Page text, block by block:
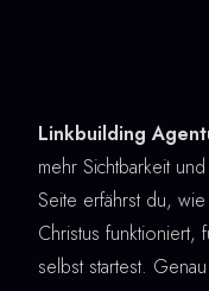
Linkbuilding
mehr Sichtbarkeit
Seite erfährst du, wie
Christus
selbst startest.